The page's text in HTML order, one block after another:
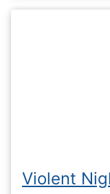
Violent